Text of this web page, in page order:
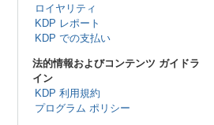
ロイヤリティ
KDP レポート
KDP での支払い
法的情報およびコンテンツ ガイドラ
イン
KDP 利用規約
プログラム ポリシー